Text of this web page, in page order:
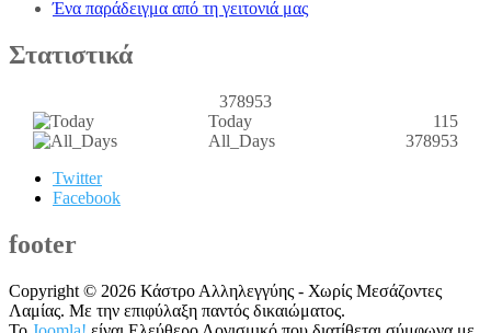
Ένα παράδειγμα από τη γειτονιά μας
Στατιστικά
378953
Today
115
All_Days
378953
Twitter
Facebook
footer
Copyright © 2026 Κάστρο Αλληλεγγύης - Χωρίς Μεσάζοντες
Λαμίας. Με την επιφύλαξη παντός δικαιώματος.